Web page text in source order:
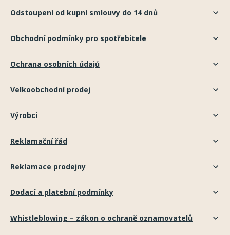
Odstoupení od kupní smlouvy do 14 dnů
Obchodní podmínky pro spotřebitele
Ochrana osobních údajů
Velkoobchodní prodej
Výrobci
Reklamační řád
Reklamace prodejny
Dodací a platební podmínky
Whistleblowing – zákon o ochraně oznamovatelů